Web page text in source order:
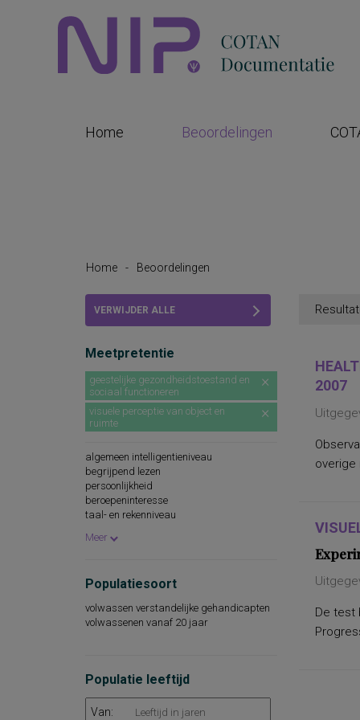
Home Beoordelingen
Home - Beoordelingen
VERWIJDER ALLE
Meetpretentie
geestelijke gezondheidstoestand en
sociaal functioneren
visuele perceptie van object en
ruimte
algemeen intelligentieniveau
begrijpend lezen
persoonlijkheid
beroepeninteresse
taal- en rekenniveau
spellingsvaardigheid
persoonlijkheidseigenschappen
woordenschat
sociaal-emotioneel functioneren
technische leesvaardigheid
werksituatie gerelateerd
psychopathologie
rekenvaardigheid
sociale redzaamheid
Meer
Populatiesoort
volwassen verstandelijke gehandicapten
volwassenen vanaf 20 jaar
Populatie leeftijd
Van:
2007
overige
De test